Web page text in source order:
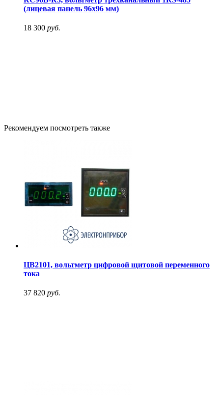
(лицевая панель 96х96 мм)
18 300 руб.
Рекомендуем посмотреть также
ЦВ2101, вольтметр цифровой щитовой переменного
тока
37 820 руб.